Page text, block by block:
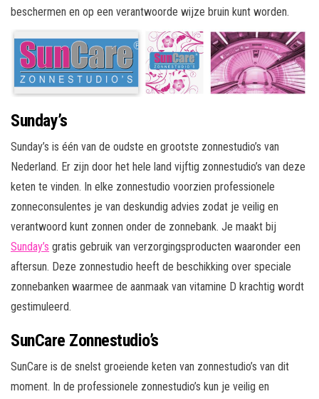
beschermen en op een verantwoorde wijze bruin kunt worden.
Sunday’s
Sunday’s is één van de oudste en grootste zonnestudio’s van
Nederland. Er zijn door het hele land vijftig zonnestudio’s van deze
keten te vinden. In elke zonnestudio voorzien professionele
zonneconsulentes je van deskundig advies zodat je veilig en
verantwoord kunt zonnen onder de zonnebank. Je maakt bij
Sunday’s gratis gebruik van verzorgingsproducten waaronder een
aftersun. Deze zonnestudio heeft de beschikking over speciale
zonnebanken waarmee de aanmaak van vitamine D krachtig wordt
gestimuleerd.
SunCare Zonnestudio’s
SunCare is de snelst groeiende keten van zonnestudio’s van dit
moment. In de professionele zonnestudio’s kun je veilig en